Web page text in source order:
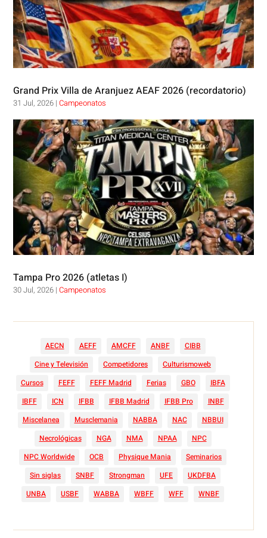
Grand Prix Villa de Aranjuez AEAF 2026 (recordatorio)
31 Jul, 2026 |Campeonatos
Tampa Pro 2026 (atletas I)
30 Jul, 2026 |Campeonatos
AECN AEFF AMCFF ANBF
CIBB
Cine y Televisión
Competidores
Culturismoweb
Cursos
FEFF FEFF Madrid Ferias GBO
IBFA
IBFF
ICN IFBB IFBB Madrid IFBB Pro
INBF
Miscelanea
Musclemania NABBA NAC
NBBUI
Necrológicas
NGA NMA NPAA
NPC
NPC Worldwide
OCB Physique Mania
Seminarios
Sin siglas
SNBF Strongman UFE
UKDFBA
UNBA
USBF WABBA WBFF WFF WNBF